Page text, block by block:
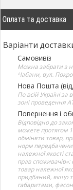
Оплата та доставка
Варіанти
Самовивіз
Можна забрати з
Чабани, вул.
Нова Пошта
По всій Україні
зоні проведення
Повернення і
Відповідно до
можете протягом
обміняти товар,
норм
належної якості
прав
товар належної
придбаний, якщо
габаритами,